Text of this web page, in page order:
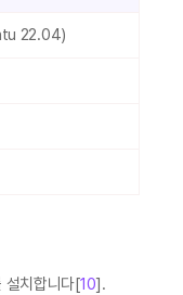
22.04)
치합니다[10].